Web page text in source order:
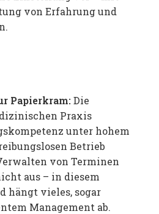
von Erfahrung und
Papierkram:Die
Praxis
unter hohem
Betrieb
von Terminen
aus – in diesem
hängt vieles, sogar
Management ab.